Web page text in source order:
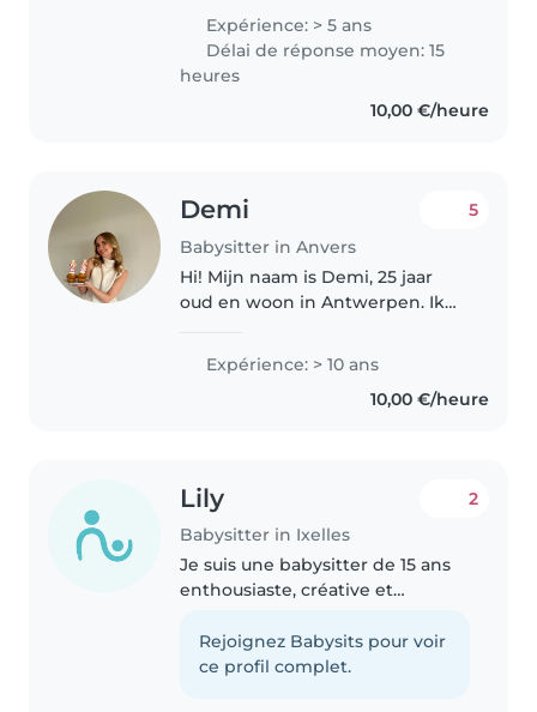
kindjes en heb ook al wat
ervaring opgedaan! zowel met
jongere als oudere kindjes kan..
Expérience: > 5 ans
Délai de réponse moyen: 15
heures
10,00 €/heure
Demi
Babysitter in Anvers
5
Hi! Mijn naam is Demi, 25 jaar
oud en woon in Antwerpen. Ik
persoon! Ik houd van dansen en
probeer altijd leuke sportieve..
Expérience: > 10 ans
10,00 €/heure
Lily
Babysitter in Ixelles
2
Je suis une babysitter de 15 ans
enthousiaste, créative et
d'expérience auprès d'enfants
de tous âges. Je suis à l'aise avec
Rejoignez Babysits pour voir
ce profil complet.